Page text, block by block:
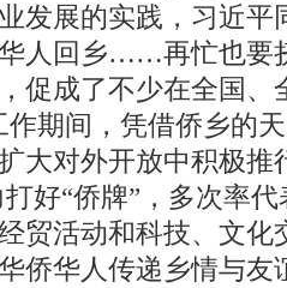
发展的实践，习近平
人回乡……再忙也要
促成了不少在全国、
作期间，凭借侨乡的
大对外开放中积极推
好“侨牌”，多次率
贸活动和科技、文化
侨华人传递乡情与友